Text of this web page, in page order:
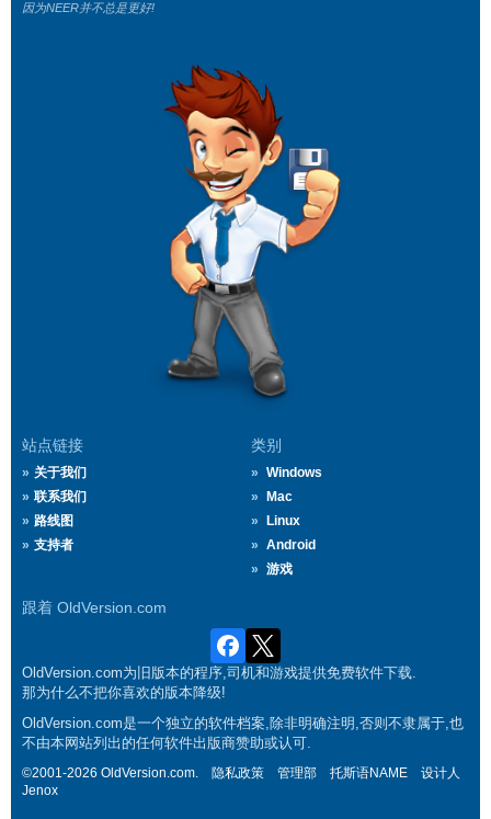
站点链接
关于我们
联系我们
路线图
支持者
类别
Windows
Mac
Linux
Android
游戏
跟着 OldVersion.com
因为NEER并不总是更好!
OldVersion.com为旧版本的程序,司机和游戏提供免费软件下载.
那为什么不把你喜欢的版本降级!
OldVersion.com是一个独立的软件档案,除非明确注明,否则不隶属于,也
不由本网站列出的任何软件出版商赞助或认可.
©2001-2026 OldVersion.com. 隐私政策 管理部 托斯语NAME
设计人
Jenox